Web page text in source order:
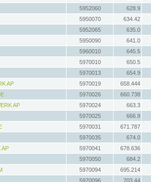
5952060
628.9
5950070
634.42
5952065
635.0
5950090
641.0
5960010
645.5
5970010
650.5
5970013
654.9
AP
5970019
658.444
5970026
660.738
AP
5970024
663.3
5970025
666.9
5970031
671.787
5970035
674.0
AP
5970041
678.636
5970050
684.2
5970094
695.214
5970096
703.44